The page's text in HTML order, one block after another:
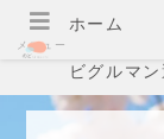
ホーム
ビグルマ
メニュー